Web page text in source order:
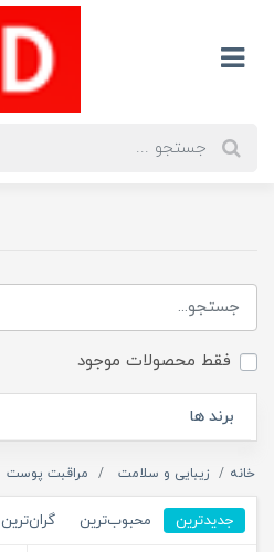
فقط محصولات موجود
برند ها
خانه زیبایی و سلامت مراقبت پوست
جدیدترین محبوب‌ترین گران‌ترین